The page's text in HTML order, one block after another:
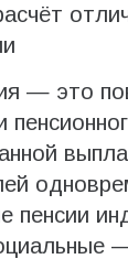
— это
пенсии